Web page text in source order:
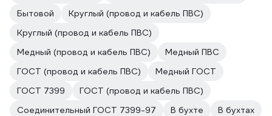
Бытовой
Круглый (провод и кабель ПВС)
Круглый (провод и кабель ПВС)
Медный (провод и кабель ПВС)
Медный ПВС
ГОСТ (провод и кабель ПВС)
Медный ГОСТ
ГОСТ 7399
ГОСТ (провод и кабель ПВС)
Соединительный ГОСТ 7399-97
В бухте
В бухтах